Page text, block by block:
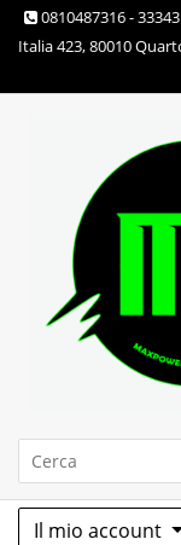
Skip 0810487316 -
Italia 423, 80010
Max
Il mio account